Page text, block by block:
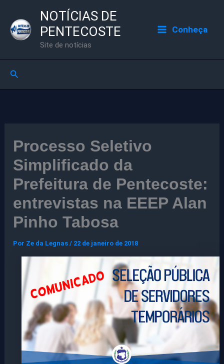
para
NOTÍCIAS DE
PENTECOSTE
Site de notícias
Conheça
Pesquisar
Processo Seletivo
Simplificado da
Prefeitura de Pentecoste:
entrevistas na EEEP Alan
Pinho Tabosa
Por Ze da Legnas/ 22 de janeiro de 2018